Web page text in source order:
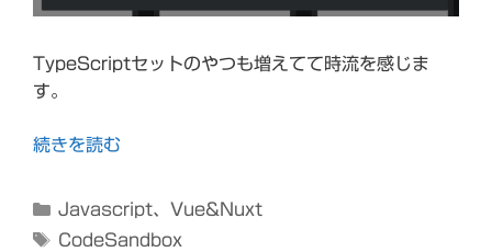
TypeScriptセットのやつも増えてて時流を感じま
す。
続きを読む
カ
テ
Javascript、 Vue&Nuxt
タ
CodeSandbox